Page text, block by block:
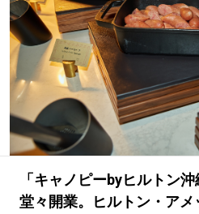
#ESSENTIAL DESIGNS #
#NEW VINTAGE #マイナ
#路地裏てぃーん。
#GH 銘品の所以 #フイナ
#Commune H #FOCUS IT
#ととけん #FASHION
#LIFESTYLE #SNEAKER
#SPORTS #HANDSOME
「キャノピーbyヒルトン
堂々開業。ヒルトン・ア